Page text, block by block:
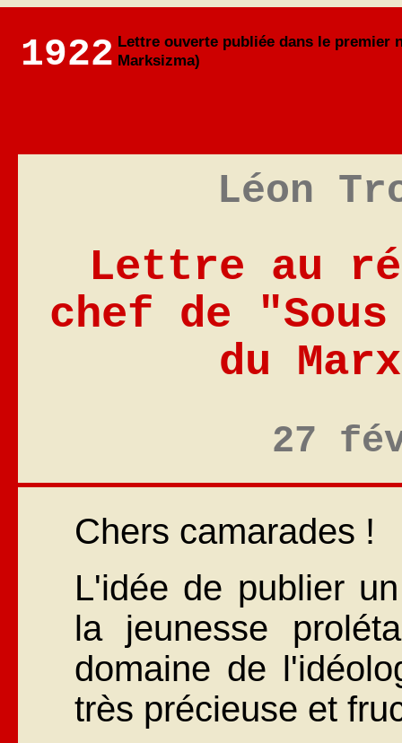
1922 Lettre ouverte publiée dans le premier
Marksizma)
Léon
Lettre au
chef de
du
27
Chers camarades !
L'idée de publier
la jeunesse
domaine de
très précieuse et